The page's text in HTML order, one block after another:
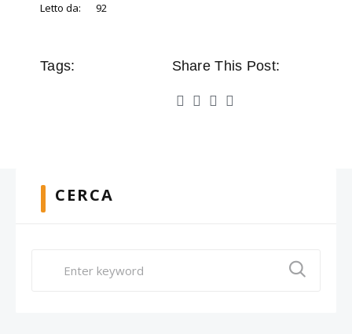
Letto da: 92
Tags: Share This Post:
CERCA